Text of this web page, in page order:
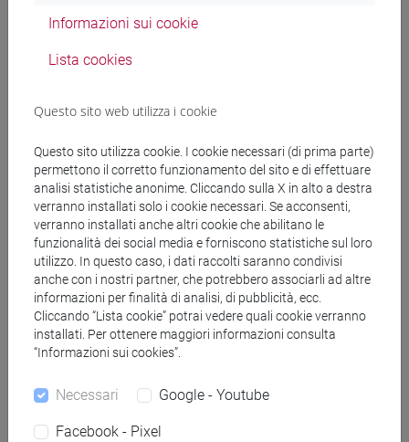
Docenti
DOBRENKO Evgeny - 30h Lezione
Materiali didattici
Materiali su Moodle
Corsi di studio e percorsi
[LT10] LINGUE, CIVILTÀ E SCIENZE DEL
LINGUAGGIO - Laurea
[LTR10] LINGUE, CIVILTÀ E SCIENZE DEL
LINGUAGGIO - Laurea
Informazioni sui cookie
Lista cookies
Questo sito web utilizza i cookie
Questo sito utilizza cookie. I cookie necessari (di prima parte)
permettono il corretto funzionamento del sito e di effettuare
analisi statistiche anonime. Cliccando sulla X in alto a destra
verranno installati solo i cookie necessari. Se acconsenti,
verranno installati anche altri cookie che abilitano le
funzionalità dei social media e forniscono statistiche sul loro
utilizzo. In questo caso, i dati raccolti saranno condivisi
anche con i nostri partner, che potrebbero associarli ad altre
informazioni per finalità di analisi, di pubblicità, ecc.
Cliccando “Lista cookie” potrai vedere quali cookie verranno
installati. Per ottenere maggiori informazioni consulta
“Informazioni sui cookies”.
Necessari Google - Youtube
Facebook - Pixel